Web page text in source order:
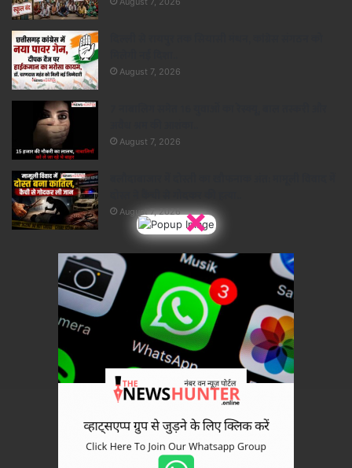
×
August 7, 2026
August 7, 2026
August 7, 2026